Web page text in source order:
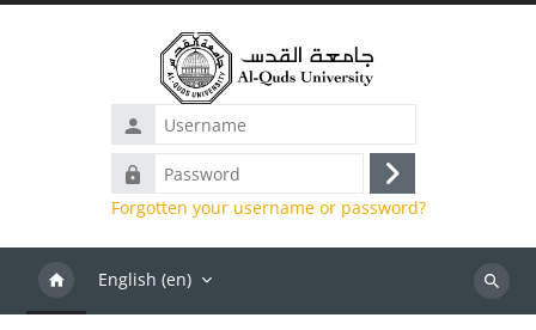
Username
Password
Log
in
Forgotten your username or password?
English ‎(en)‎
Search